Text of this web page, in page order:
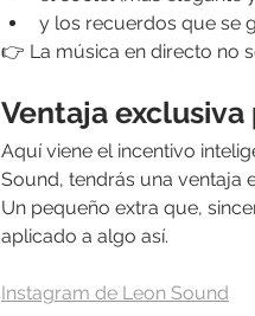
y los recuerdos que se
👉 La música en directo no
Ventaja
Aquí viene el incentivo
Sound, tendrás una ventaja
Un pequeño extra que,
aplicado a algo así.
Instagram de Leon Sound